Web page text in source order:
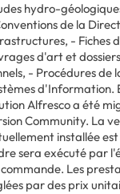
hydro-
de la
- Fiches
d'art et
- Procédures de
d'Information.
Alfresco a été
Community. La
installée est
sera exécuté par
Les
par des prix